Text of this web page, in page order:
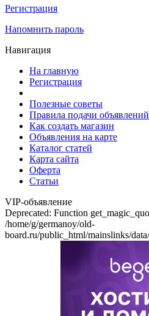
Регистрация
Напомнить пароль
Навигация
На главную
Регистрация
Полезные советы
Правила подачи объявлений
Как создать магазин
Объявления на карте
Каталог статей
Карта сайта
Оферта
Статьи
VIP-объявление
Deprecated: Function
/home/g/germanoy/old-
board.ru/public_html/mainslinks/